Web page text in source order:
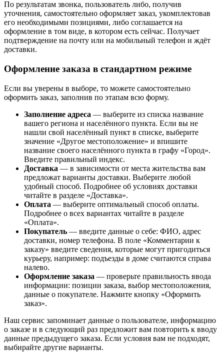
По результатам звонка, пользователь либо, получив
уточнения, самостоятельно оформляет заказ, укомплектовав
его необходимыми позициями, либо соглашается на
оформление в том виде, в котором есть сейчас. Получает
подтверждение на почту или на мобильный телефон и ждёт
доставки.
Оформление заказа в стандартном режиме
Если вы уверены в выборе, то можете самостоятельно
оформить заказ, заполнив по этапам всю форму.
Заполнение адреса — выберите из списка название
вашего региона и населённого пункта. Если вы не
нашли свой населённый пункт в списке, выберите
значение «Другое местоположение» и впишите
название своего населённого пункта в графу «Город».
Введите правильный индекс.
Доставка — в зависимости от места жительства вам
предложат варианты доставки. Выберите любой
удобный способ. Подробнее об условиях доставки
читайте в разделе «Доставка».
Оплата — выберите оптимальный способ оплаты.
Подробнее о всех вариантах читайте в разделе
«Оплата».
Покупатель — введите данные о себе: ФИО, адрес
доставки, номер телефона. В поле «Комментарии к
заказу» введите сведения, которые могут пригодиться
курьеру, например: подъезды в доме считаются справа
налево.
Оформление заказа — проверьте правильность ввода
информации: позиции заказа, выбор местоположения,
данные о покупателе. Нажмите кнопку «Оформить
заказ».
Наш сервис запоминает данные о пользователе, информацию
о заказе и в следующий раз предложит вам повторить к вводу
данные предыдущего заказа. Если условия вам не подходят,
выбирайте другие варианты.